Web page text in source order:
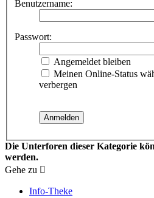
Benutzername:
Passwort:
Angemeldet bleiben
Meinen Online-Status
verbergen
Die Unterforen dieser Kategorie
werden.
Gehe zu
Info-Theke